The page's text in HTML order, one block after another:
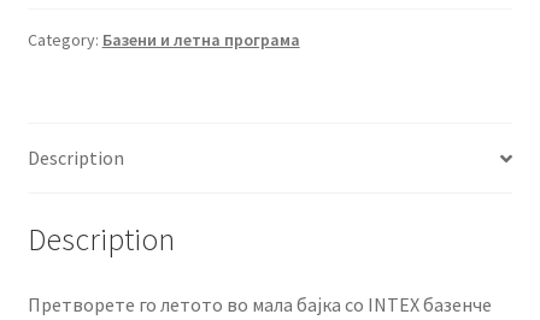
ПЕЧУРКА
Category: Базени и летна програма
Description
Description
Претворете го летото во мала бајка со INTEX базенче